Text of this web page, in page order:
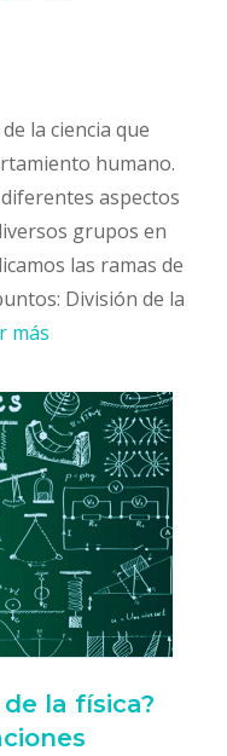
la ciencia que
humano.
aspectos
grupos en
las ramas de
División de la
más
la física?